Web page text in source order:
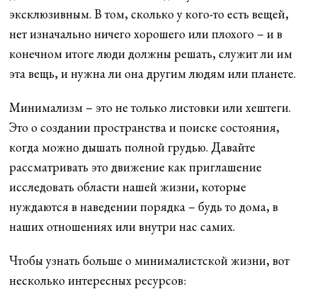
эксклюзивным. В том, сколько у кого-то есть вещей,
нет изначально ничего хорошего или плохого – и в
конечном итоге люди должны решать, служит ли им
эта вещь, и нужна ли она другим людям или планете.
Минимализм – это не только листовки или хештеги.
Это о создании пространства и поиске состояния,
когда можно дышать полной грудью. Давайте
рассматривать это движение как приглашение
исследовать области нашей жизни, которые
нуждаются в наведении порядка – будь то дома, в
наших отношениях или внутри нас самих.
Чтобы узнать больше о минималистской жизни, вот
несколько интересных ресурсов: